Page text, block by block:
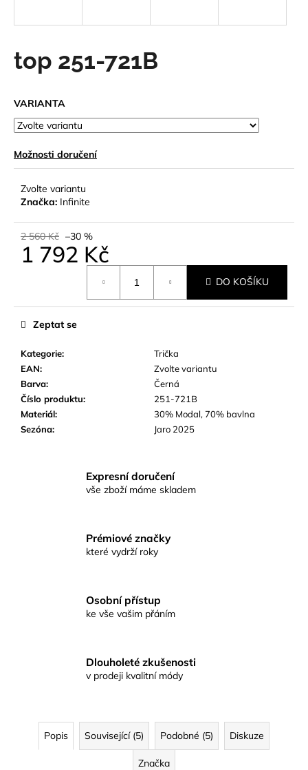
top 251-721B
VARIANTA
Možnosti doručení
Zvolte variantu
Značka: Infinite
2 560 Kč –30 %
1 792 Kč
DO KOŠÍKU
Kategorie:
Trička
EAN:
Zvolte variantu
Barva:
Černá
Číslo produktu:
251-721B
Materiál:
30% Modal, 70% bavlna
Sezóna: Jaro 2025
Zeptat se
Expresní doručení
vše zboží máme skladem
Prémiové značky
které vydrží roky
Osobní přístup
ke vše vašim přáním
Dlouholeté zkušenosti
v prodeji kvalitní módy
Popis Související (5) Podobné (5) Diskuze
Značka
í
t
HLEDAT
D
o
č
u
e
m
e